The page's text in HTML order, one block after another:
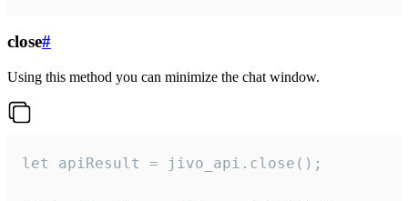
close#
Using this method you can minimize the chat window.
let apiResult = jivo_api.close();